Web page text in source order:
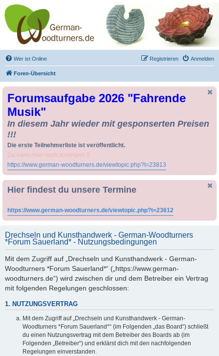
Drechseln und
Kunsthandwerk -
German-Woodturners
*Forum Sauerland*
Der Treffpunkt für Drechsler und Freunde des Kunsthandwerks
Wer ist Online Anmelden
Registrieren
Foren-Übersicht
Forumsaufgabe 2026 "Fahrende
Musik"
In diesem Jahr wieder mit gesponserten Preisen
!!!
Die erste Teilnehmerliste ist veröffentlicht.
Da kann man noch zusteigen !!
https://www.german-woodturners.de/viewtopic.php?t=23813
Hier findest du unsere Termine
https://www.german-woodturners.de/viewtopic.php?t=23612
Drechseln und Kunsthandwerk - German-Woodturners
*Forum Sauerland* - Nutzungsbedingungen
Mit dem Zugriff auf „Drechseln und Kunsthandwerk - German-
Woodturners *Forum Sauerland*“ („https://www.german-
woodturners.de“) wird zwischen dir und dem Betreiber ein Vertrag
mit folgenden Regelungen geschlossen:
1. NUTZUNGSVERTRAG
Mit dem Zugriff auf „Drechseln und Kunsthandwerk - German-
Woodturners *Forum Sauerland*“ (im Folgenden „das Board“) schließt
du einen Nutzungsvertrag mit dem Betreiber des Boards ab (im
Folgenden „Betreiber“) und erklärst dich mit den nachfolgenden
Regelungen einverstanden.